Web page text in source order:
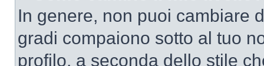
In genere, non puoi cambiare
gradi compaiono sotto al tuo
profilo, a seconda dello stile